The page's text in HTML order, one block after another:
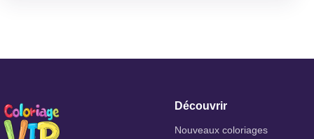
Découvrir
Nouveaux coloriages